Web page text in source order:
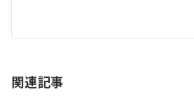
ン
関連記事